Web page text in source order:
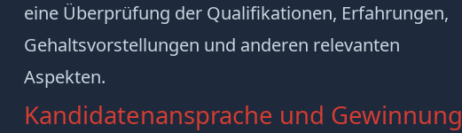
eine Überprüfung der Qualifikationen, Erfahrungen,
Gehaltsvorstellungen und anderen relevanten
Aspekten.
Kandidatenansprache und Gewinnung